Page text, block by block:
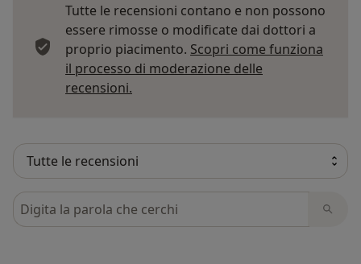
Tutte le recensioni contano e non possono
essere rimosse o modificate dai dottori a
proprio piacimento. Scopri come funziona
il processo di moderazione delle
recensioni.
Cerca nelle recensioni